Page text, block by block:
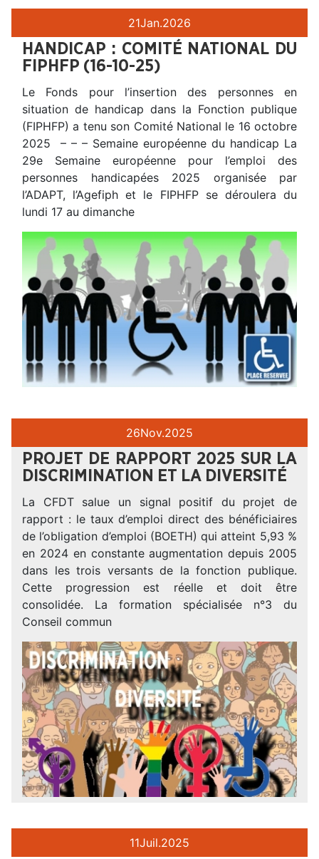
21Jan.2026
HANDICAP : COMITÉ NATIONAL DU
FIPHFP (16-10-25)
Le Fonds pour l’insertion des personnes en
situation de handicap dans la Fonction publique
(FIPHFP) a tenu son Comité National le 16 octobre
2025 – – – Semaine européenne du handicap La
29e Semaine européenne pour l’emploi des
personnes handicapées 2025 organisée par
l’ADAPT, l’Agefiph et le FIPHFP se déroulera du
lundi 17 au dimanche
26Nov.2025
PROJET DE RAPPORT 2025 SUR LA
DISCRIMINATION ET LA DIVERSITÉ
La CFDT salue un signal positif du projet de
rapport : le taux d’emploi direct des bénéficiaires
de l’obligation d’emploi (BOETH) qui atteint 5,93 %
en 2024 en constante augmentation depuis 2005
dans les trois versants de la fonction publique.
Cette progression est réelle et doit être
consolidée. La formation spécialisée n°3 du
Conseil commun
11Juil.2025